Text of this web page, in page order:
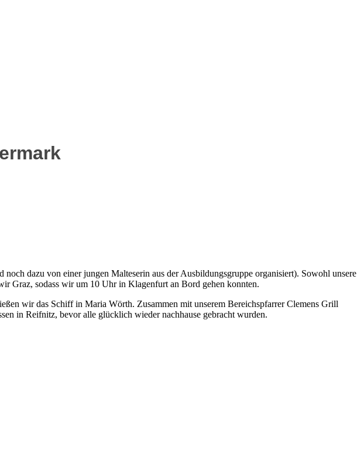
dazu von einer jungen Malteserin aus der Ausbildungsgruppe organisiert). Sowohl unsere
Graz, sodass wir um 10 Uhr in Klagenfurt an Bord gehen konnten.
wir das Schiff in Maria Wörth. Zusammen mit unserem Bereichspfarrer Clemens Grill
in Reifnitz, bevor alle glücklich wieder nachhause gebracht wurden.